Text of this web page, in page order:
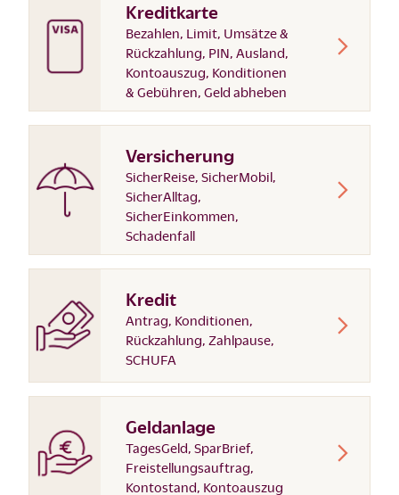
Kreditkarte
Bezahlen, Limit, Umsätze &
Rückzahlung, PIN, Ausland,
Kontoauszug, Konditionen
& Gebühren, Geld abheben
Versicherung
SicherReise, SicherMobil,
SicherAlltag,
SicherEinkommen,
Schadenfall
Kredit
Antrag, Konditionen,
Rückzahlung, Zahlpause,
SCHUFA
Geldanlage
TagesGeld, SparBrief,
Freistellungsauftrag,
Kontostand, Kontoauszug